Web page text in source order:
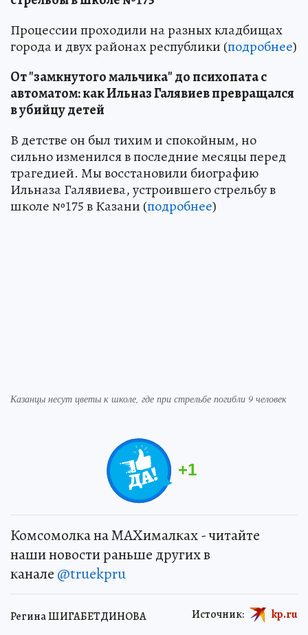
Процессии проходили на разных кладбищах
города и двух районах республики (подробнее)
От "замкнутого мальчика" до психопата с
автоматом: как Ильназ Галявиев превращался
в убийцу детей
В детстве он был тихим и спокойным, но
сильно изменился в последние месяцы перед
трагедией. Мы восстановили биографию
Ильназа Галявиева, устроившего стрельбу в
школе №175 в Казани (подробнее)
Казанцы несут цветы к школе, где при стрельбе погибли 9 человек
+1
Комсомолка на MAXималках - читайте
наши новости раньше других в
канале @truekpru
Регина ШИГАБЕТДИНОВА Источник: kp.ru